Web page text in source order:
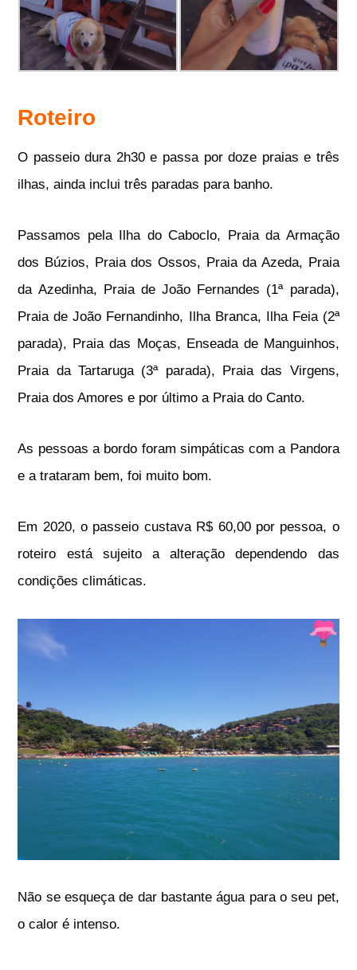
Roteiro
O passeio dura 2h30 e passa por doze praias e três
ilhas, ainda inclui três paradas para banho.
Passamos pela Ilha do Caboclo, Praia da Armação
dos Búzios, Praia dos Ossos, Praia da Azeda, Praia
da Azedinha, Praia de João Fernandes (1ª parada),
Praia de João Fernandinho, Ilha Branca, Ilha Feia (2ª
parada), Praia das Moças, Enseada de Manguinhos,
Praia da Tartaruga (3ª parada), Praia das Virgens,
Praia dos Amores e por último a Praia do Canto.
As pessoas a bordo foram simpáticas com a Pandora
e a trataram bem, foi muito bom.
Em 2020, o passeio custava R$ 60,00 por pessoa, o
roteiro está sujeito a alteração dependendo das
condições climáticas.
Não se esqueça de dar bastante água para o seu pet,
o calor é intenso.